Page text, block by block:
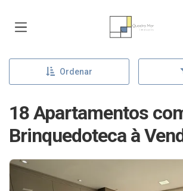
Página inicial
Ordenar
18 Apartamentos
Brinquedoteca à